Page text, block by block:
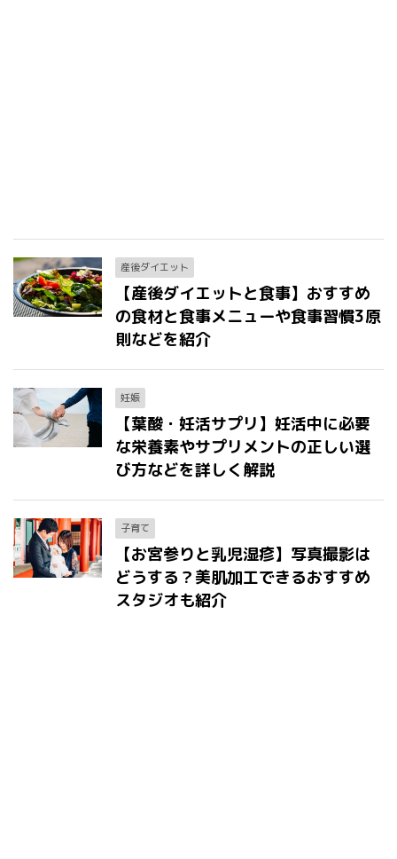
産後ダイエット
【産後ダイエットと食事】おすすめ
の食材と食事メニューや食事習慣3原
則などを紹介
妊娠
【葉酸・妊活サプリ】妊活中に必要
な栄養素やサプリメントの正しい選
び方などを詳しく解説
子育て
【お宮参りと乳児湿疹】写真撮影は
どうする？美肌加工できるおすすめ
スタジオも紹介